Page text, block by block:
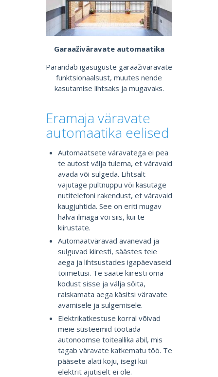
Garaaživäravate automaatika
Parandab igasuguste garaaživäravate
funktsionaalsust, muutes nende
kasutamise lihtsaks ja mugavaks.
Eramaja väravate
automaatika eelised
Automaatsete väravatega ei pea
te autost välja tulema, et väravaid
avada või sulgeda. Lihtsalt
vajutage pultnuppu või kasutage
nutitelefoni rakendust, et väravaid
kaugjuhtida. See on eriti mugav
halva ilmaga või siis, kui te
kiirustate.
Automaatväravad avanevad ja
sulguvad kiiresti, säästes teie
aega ja lihtsustades igapäevaseid
toimetusi. Te saate kiiresti oma
kodust sisse ja välja sõita,
raiskamata aega käsitsi väravate
avamisele ja sulgemisele.
Elektrikatkestuse korral võivad
meie süsteemid töötada
autonoomse toiteallika abil, mis
tagab väravate katkematu töö. Te
pääsete alati koju, isegi kui
elektrit ajutiselt ei ole.